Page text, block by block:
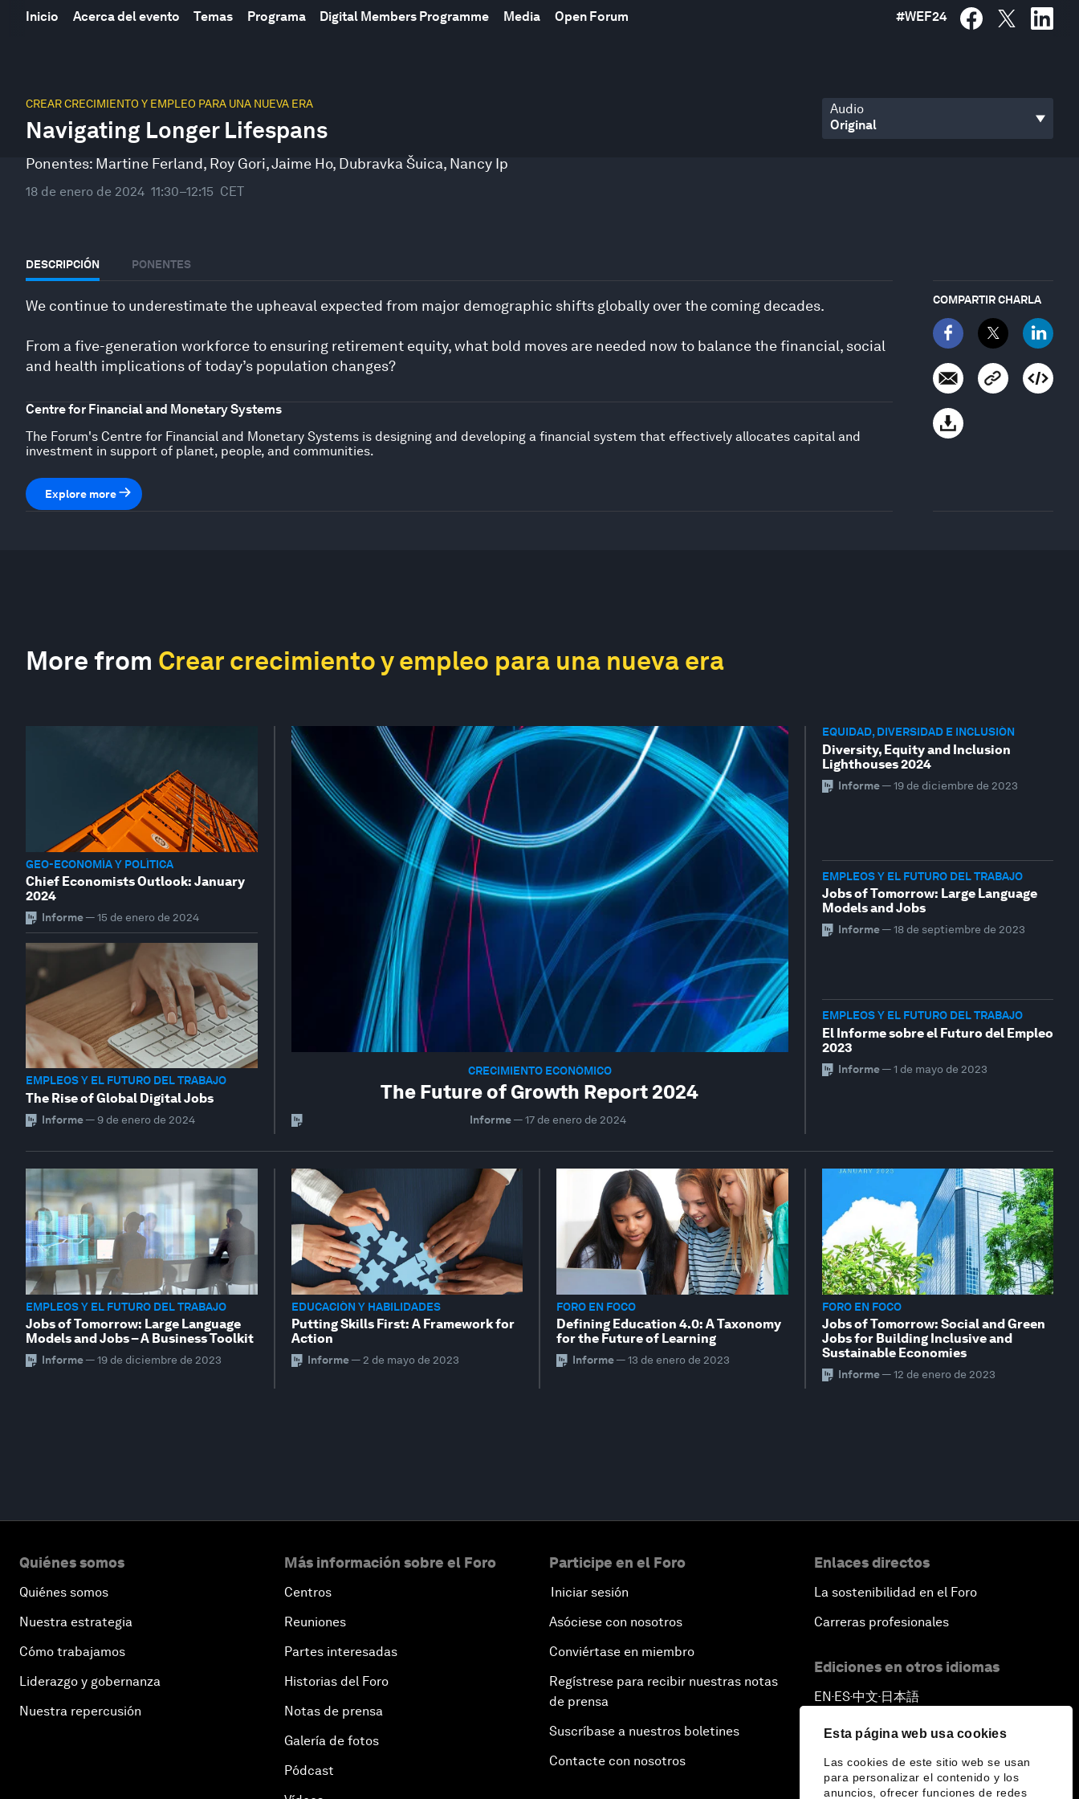
Esta página web usa cookies
Las cookies de este sitio web se usan
para personalizar el contenido y los
anuncios, ofrecer funciones de redes
Inicio Acerca del evento Temas Programa Digital Members Programme Media Open Forum #WEF24
CREAR CRECIMIENTO Y EMPLEO PARA UNA NUEVA ERA
Navigating Longer Lifespans
Ponentes: Martine Ferland, Roy Gori,Jaime Ho, Dubravka Šuica, Nancy Ip
18 de enero de 2024 11:30–12:15 CET
Audio
DESCRIPCIÓN PONENTES
We continue to underestimate the upheaval expected from major demographic shifts globally over the coming decades.
From a five-generation workforce to ensuring retirement equity, what bold moves are needed now to balance the financial, social
and health implications of today’s population changes?
Centre for Financial and Monetary Systems
The Forum's Centre for Financial and Monetary Systems is designing and developing a financial system that effectively allocates capital and
investment in support of planet, people, and communities.
Explore more
COMPARTIR CHARLA
More from Crear crecimiento y empleo para una nueva era
CRECIMIENTO ECONÓMICO
The Future of Growth Report 2024
Informe— 17 de enero de 2024
GEO-ECONOMÍA Y POLÍTICA
Chief Economists Outlook: January
2024
Informe—15 de enero de 2024
EMPLEOS Y EL FUTURO DEL TRABAJO
The Rise of Global Digital Jobs
Informe— 9 de enero de 2024
EQUIDAD, DIVERSIDAD E INCLUSIÓN
Diversity, Equity and Inclusion
Lighthouses 2024
Informe— 19 de diciembre de 2023
EMPLEOS Y EL FUTURO DEL TRABAJO
Jobs of Tomorrow: Large Language
Models and Jobs
Informe— 18 de septiembre de 2023
EMPLEOS Y EL FUTURO DEL TRABAJO
El Informe sobre el Futuro del Empleo
2023
Informe— 1 de mayo de 2023
EMPLEOS Y EL FUTURO DEL TRABAJO
Jobs of Tomorrow: Large Language
Models and Jobs – A Business Toolkit
Informe—19 de diciembre de 2023
EDUCACIÓN Y HABILIDADES
Putting Skills First: A Framework for
Action
Informe— 2 de mayo de 2023
FORO EN FOCO
Defining Education 4.0: A Taxonomy
for the Future of Learning
Informe—13 de enero de 2023
FORO EN FOCO
Jobs of Tomorrow: Social and Green
Jobs for Building Inclusive and
Sustainable Economies
Informe— 12 de enero de 2023
seconds
46
minutes,
secondsVolume
Quiénes somos
Quiénes somos
Nuestra estrategia
Cómo trabajamos
Liderazgo y gobernanza
Nuestra repercusión
Más información sobre el Foro
Centros
Reuniones
Partes interesadas
Historias del Foro
Notas de prensa
Galería de fotos
Pódcast
Participe en el Foro
Iniciar sesión
Asóciese con nosotros
Conviértase en miembro
Regístrese para recibir nuestras notas
de prensa
Suscríbase a nuestros boletines
Contacte con nosotros
Enlaces directos
La sostenibilidad en el Foro
Carreras profesionales
Ediciones en otros idiomas
EN ▪ ES▪中文▪ 日本語